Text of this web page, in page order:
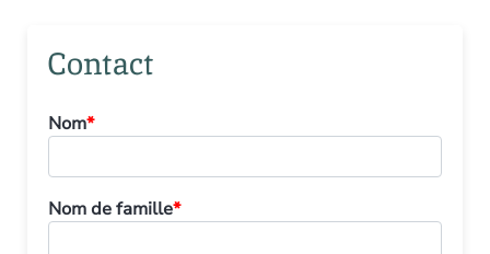
Contact
Nom*
Nom de famille*